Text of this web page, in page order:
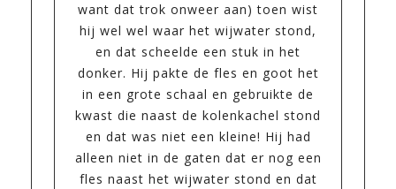
want dat trok onweer aan) toen wist
hij wel wel waar het wijwater stond,
en dat scheelde een stuk in het
donker. Hij pakte de fles en goot het
in een grote schaal en gebruikte de
kwast die naast de kolenkachel stond
en dat was niet een kleine! Hij had
alleen niet in de gaten dat er nog een
fles naast het wijwater stond en dat